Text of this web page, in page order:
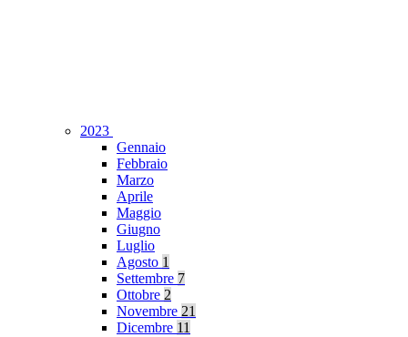
2023
Gennaio
Febbraio
Marzo
Aprile
Maggio
Giugno
Luglio
Agosto 1
Settembre 7
Ottobre 2
Novembre 21
Dicembre 11